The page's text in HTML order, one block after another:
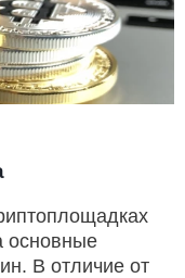
основные
В отличие от